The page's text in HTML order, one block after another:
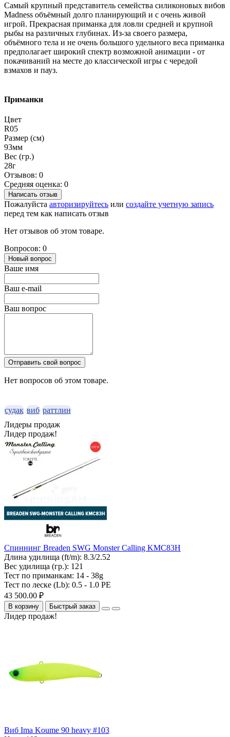
Самый крупный представитель семейства силиконовых вибов
Madness объёмный долго планирующий и с очень живой
игрой. Прекрасная приманка для ловли средней и крупной
рыбы на различных глубинах. Из-за своего размера,
объёмного тела и не очень большого удельного веса приманка
предполагает широкий спектр возможной анимации - от
покачиваний на месте до классической игры с чередой
взмахов и пауз.
Приманки
Цвет
R05
Размер (см)
93мм
Вес (гр.)
28г
Отзывов: 0
Средняя оценка: 0
Написать отзыв
Пожалуйста авторизируйтесь или создайте учетную запись
перед тем как написать отзыв
Нет отзывов об этом товаре.
Вопросов: 0
Новый вопрос
Ваше имя
Ваш e-mail
Ваш вопрос
Отправить свой вопрос
Нет вопросов об этом товаре.
судак виб раттлин
Лидеры продаж
Лидер продаж!
Спиннинг Breaden SWG Monster Calling KMC83H
Длина удилища (ft/m): 8.3/2.52
Вес удилища (гр.): 121
Тест по приманкам: 14 - 38g
Тест по леске (Lb): 0.5 - 1.0 PE
43 500.00 ₽
В корзину Быстрый заказ
Лидер продаж!
Виб Ima Koume 90 heavy #103